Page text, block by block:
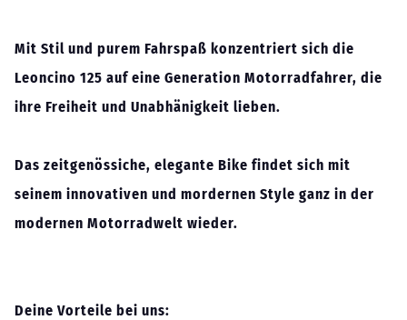
Mit Stil und purem Fahrspaß konzentriert sich die
Leoncino 125 auf eine Generation Motorradfahrer, die
ihre Freiheit und Unabhänigkeit lieben.
Das zeitgenössiche, elegante Bike findet sich mit
seinem innovativen und mordernen Style ganz in der
modernen Motorradwelt wieder.
Deine Vorteile bei uns: